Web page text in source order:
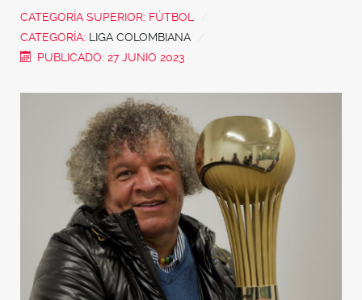
CATEGORÍA SUPERIOR: FÚTBOL
CATEGORÍA: LIGA COLOMBIANA
PUBLICADO: 27 JUNIO 2023